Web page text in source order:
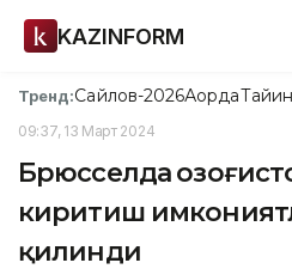
KAZINFORM
Тренд:Сайлов-2026Ақорда
09:37, 13 Март 2024
Брюсселда
киритиш
қилинди